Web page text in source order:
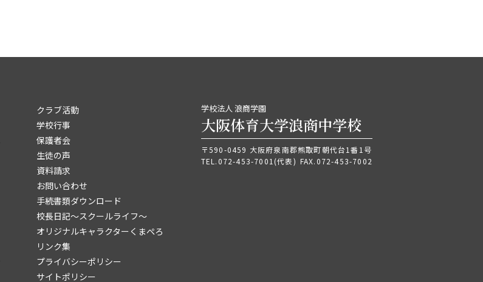
クラブ活動
学校行事
保護者会
生徒の声
資料請求
お問い合わせ
手続書類ダウンロード
校長日記～スクールライフ～
オリジナルキャラクターくまぺろ
リンク集
プライバシーポリシー
サイトポリシー
学校法人 浪商学園
大阪体育大学浪商中学校
〒590-0459 大阪府泉南郡熊取町朝代台1番1号
TEL. 072-453-7001 (代表) FAX.072-453-7002